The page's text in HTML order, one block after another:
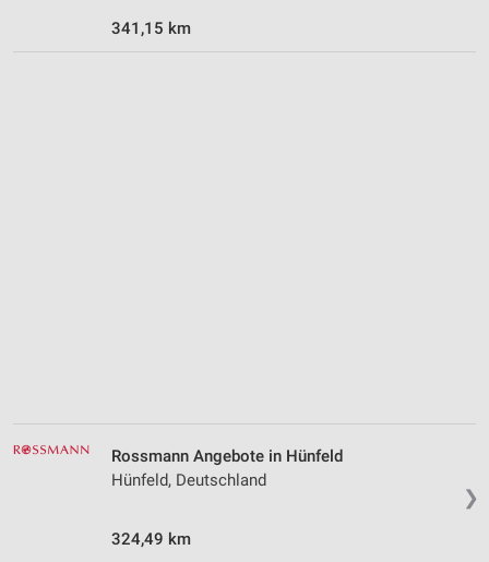
341,15 km
❯
Rossmann Angebote in Hünfeld
Hünfeld, Deutschland
324,49 km